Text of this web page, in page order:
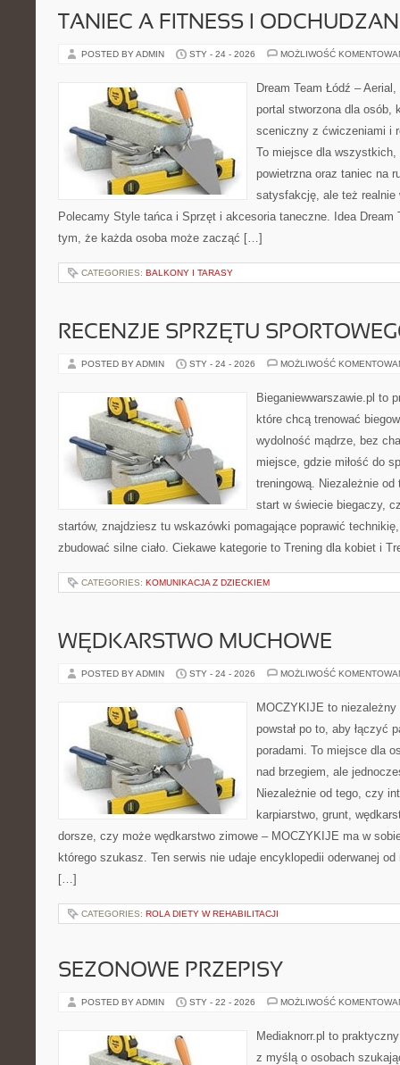
TANIEC A FITNESS I
POSTED BY ADMIN STY - 24 - 2026 MOŻLIWOŚĆ
Dream Team Łódź –
portal stworzona dla osób,
sceniczny z ćwiczeniami i
To miejsce dla
powietrzna oraz taniec na
satysfakcję, ale też realnie
Polecamy Style tańca i Sprzęt i akcesoria taneczne. Idea Dream
tym, że każda osoba może zacząć […]
CATEGORIES: BALKONY I TARASY
RECENZJE SPRZĘTU
POSTED BY ADMIN STY - 24 - 2026 MOŻLIWOŚĆ
Bieganiewwarszawie.pl to
które chcą trenować
wydolność mądrze, bez
miejsce, gdzie miłość do
treningową. Niezależnie
start w świecie biegaczy,
startów, znajdziesz tu wskazówki pomagające poprawić
zbudować silne ciało. Ciekawe kategorie to Trening dla kobiet i
CATEGORIES: KOMUNIKACJA Z DZIECKIEM
WĘDKARSTWO MUCHOWE
POSTED BY ADMIN STY - 24 - 2026 MOŻLIWOŚĆ
MOCZYKIJE to
powstał po to, aby łączyć
poradami. To miejsce dla
nad brzegiem, ale
Niezależnie od tego, czy
karpiarstwo, grunt,
dorsze, czy może wędkarstwo zimowe – MOCZYKIJE ma w
którego szukasz. Ten serwis nie udaje encyklopedii oderwanej
[…]
CATEGORIES: ROLA DIETY W REHABILITACJI
SEZONOWE PRZEPISY
POSTED BY ADMIN STY - 22 - 2026 MOŻLIWOŚĆ
Mediaknorr.pl to
z myślą o osobach